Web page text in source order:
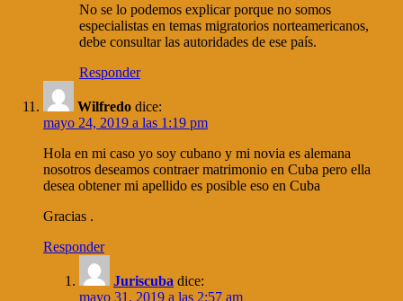
No se lo podemos explicar porque no somos
especialistas en temas migratorios norteamericanos,
debe consultar las autoridades de ese país.
Responder
Wilfredo dice:
mayo 24, 2019 a las 1:19 pm
Hola en mi caso yo soy cubano y mi novia es alemana
nosotros deseamos contraer matrimonio en Cuba pero ella
desea obtener mi apellido es posible eso en Cuba
Gracias .
Responder
Juriscuba dice:
mayo 31, 2019 a las 2:57 am